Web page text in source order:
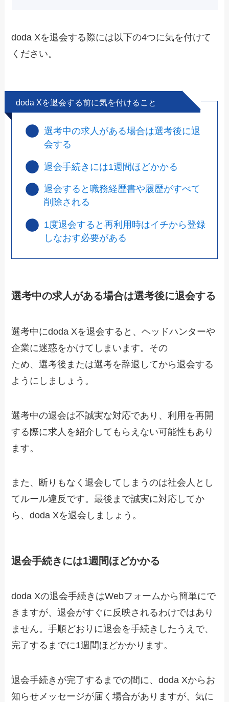
doda Xを退会する際には以下の4つに気を付けて
ください。
doda Xを退会する前に気を付けること
選考中の求人がある場合は選考後に退
会する
退会手続きには1週間ほどかかる
退会すると職務経歴書や履歴がすべて
削除される
1度退会すると再利用時はイチから登録
しなおす必要がある
選考中の求人がある場合は選考後に退会する
選考中にdoda Xを退会すると、ヘッドハンターや
企業に迷惑をかけてしまいます。その
ため、選考後または選考を辞退してから退会する
ようにしましょう。
選考中の退会は不誠実な対応であり、利用を再開
する際に求人を紹介してもらえない可能性もあり
ます。
また、断りもなく退会してしまうのは社会人とし
てルール違反です。最後まで誠実に対応してか
ら、doda Xを退会しましょう。
退会手続きには1週間ほどかかる
doda Xの退会手続きはWebフォームから簡単にで
きますが、退会がすぐに反映されるわけではあり
ません。手順どおりに退会を手続きしたうえで、
完了するまでに1週間ほどかかります。
退会手続きが完了するまでの間に、doda Xからお
知らせメッセージが届く場合がありますが、気に